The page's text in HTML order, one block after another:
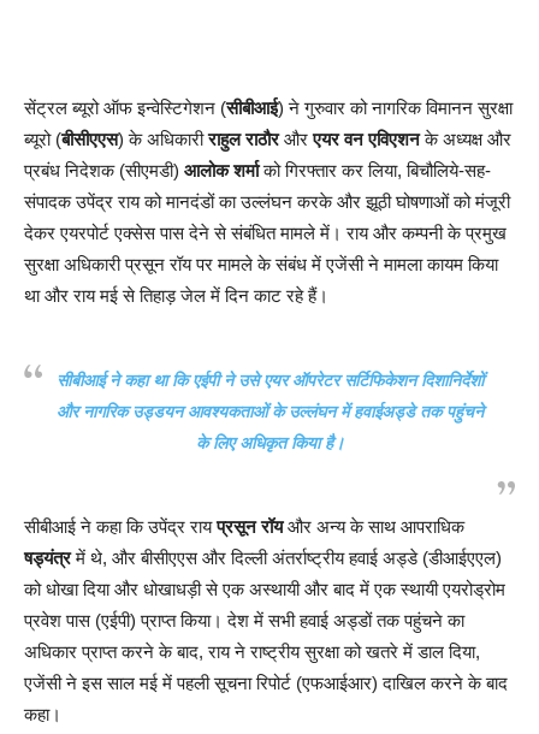
सेंट्रल ब्यूरो ऑफ इन्वेस्टिगेशन (सीबीआई) ने गुरुवार को नागरिक विमानन सुरक्षा
ब्यूरो (बीसीएएस) के अधिकारीराहुल राठौरऔरएयर वन एविएशनके अध्यक्ष और
प्रबंध निदेशक (सीएमडी) आलोक शर्माको गिरफ्तार कर लिया, बिचौलिये-सह-
संपादक उपेंद्र राय को मानदंडों का उल्लंघन करके और झूठी घोषणाओं को मंजूरी
देकर एयरपोर्ट एक्सेस पास देने से संबंधित मामले में। राय और कम्पनी के प्रमुख
सुरक्षा अधिकारी प्रसून रॉय पर मामले के संबंध में एजेंसी ने मामला कायम किया
था और राय मई से तिहाड़ जेल में दिन काट रहे हैं।
सीबीआई ने कहा था कि एईपी ने उसे एयर ऑपरेटर सर्टिफिकेशन दिशानिर्देशों
और नागरिक उड्डयन आवश्यकताओं के उल्लंघन में हवाईअड्डे तक पहुंचने
के लिए अधिकृत किया है।
सीबीआई ने कहा कि उपेंद्र रायप्रसून रॉयऔर अन्य के साथ आपराधिक
षड्यंत्रमें थे, और बीसीएएस और दिल्ली अंतर्राष्ट्रीय हवाई अड्डे (डीआईएएल)
को धोखा दिया और धोखाधड़ी से एक अस्थायी और बाद में एक स्थायी एयरोड्रोम
प्रवेश पास (एईपी) प्राप्त किया। देश में सभी हवाई अड्डों तक पहुंचने का
अधिकार प्राप्त करने के बाद, राय ने राष्ट्रीय सुरक्षा को खतरे में डाल दिया,
एजेंसी ने इस साल मई में पहली सूचना रिपोर्ट (एफआईआर) दाखिल करने के बाद
कहा।